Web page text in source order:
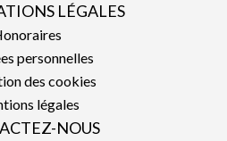
LÉGALES
personnelles
des cookies
légales
NOUS